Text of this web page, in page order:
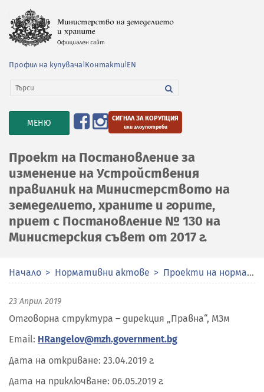
Профил на купувача Контакти EN
TOGGLE
NAVIGATION
МЕНЮ СИГНАЛ ЗА КОРУПЦИЯ
или злоупотреби
Проект на Постановление за
изменение на Устройствения
правилник на Министерството на
земеделието, храните и горите,
приет с Постановление № 130 на
Министерския съвет от 2017 г.
Начало Нормативни актове Проекти на нормативни актове
23 Април 2019
Отговорна структура – дирекция „Правна“, МЗм
Email: HRangelov@mzh.government.bg
Дата на откриване: 23.04.2019 г.
Дата на приключване: 06.05.2019 г.